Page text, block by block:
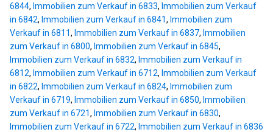
6844, Immobilien zum Verkauf in 6833, Immobilien zum Verkauf
in 6842, Immobilien zum Verkauf in 6841, Immobilien zum
Verkauf in 6811, Immobilien zum Verkauf in 6837, Immobilien
zum Verkauf in 6800, Immobilien zum Verkauf in 6845,
Immobilien zum Verkauf in 6832, Immobilien zum Verkauf in
6812, Immobilien zum Verkauf in 6712, Immobilien zum Verkauf
in 6822, Immobilien zum Verkauf in 6824, Immobilien zum
Verkauf in 6719, Immobilien zum Verkauf in 6850, Immobilien
zum Verkauf in 6721, Immobilien zum Verkauf in 6830,
Immobilien zum Verkauf in 6722, Immobilien zum Verkauf in 6836